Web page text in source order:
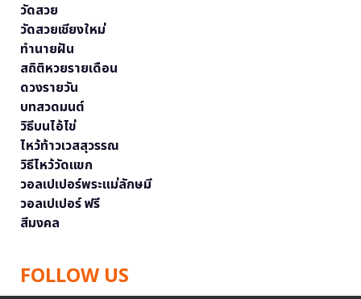
วัดสวย
วัดสวยเชียงใหม่
ทำนายฝัน
สถิติหวยรายเดือน
ดวงรายวัน
บทสวดมนต์
วิธีบนไอ้ไข่
ไหว้ท้าวเวสสุวรรณ
วิธีไหว้วัดแขก
วอลเปเปอร์พระแม่ลักษมี
วอลเปเปอร์ ฟรี
สีมงคล
FOLLOW US